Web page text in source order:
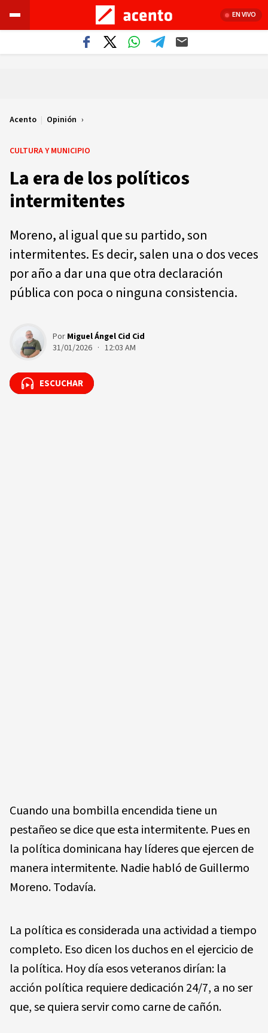
EN VIVO
Acento | Opinión
CULTURA Y MUNICIPIO
La era de los políticos
intermitentes
Moreno, al igual que su partido, son
intermitentes. Es decir, salen una o dos veces
por año a dar una que otra declaración
pública con poca o ninguna consistencia.
Por Miguel Ángel Cid Cid
31/01/2026 · 12:03 AM
ESCUCHAR
ESCUCHAR
Cuando una bombilla encendida tiene un
pestañeo se dice que esta intermitente. Pues en
la política dominicana hay líderes que ejercen de
manera intermitente. Nadie habló de Guillermo
Moreno. Todavía.
La política es considerada una actividad a tiempo
completo. Eso dicen los duchos en el ejercicio de
la política. Hoy día esos veteranos dirían: la
acción política requiere dedicación 24/7, a no ser
que, se quiera servir como carne de cañón.